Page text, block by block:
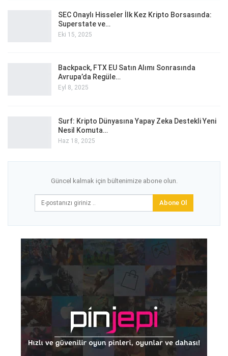
SEC Onaylı Hisseler İlk Kez Kripto Borsasında:
Superstate ve…
Eki 15, 2025
Backpack, FTX EU Satın Alımı Sonrasında
Avrupa’da Regüle…
Eyl 8, 2025
Surf: Kripto Dünyasına Yapay Zeka Destekli Yeni
Nesil Komuta…
Haz 18, 2025
Güncel kalmak için bültenimize abone olun.
Abone Ol